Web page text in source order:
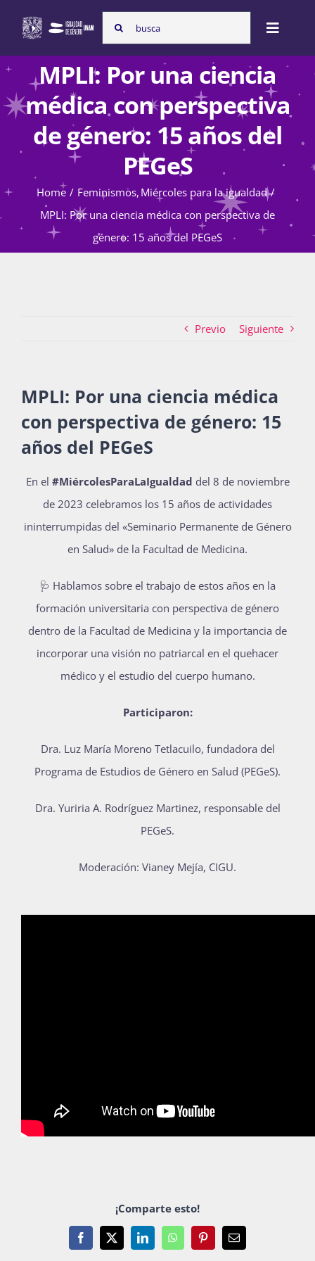
content
Search
for:
Toggle
Inicio
Nosotras
Programas
Atención de la violencia de género
La Boletina
Blog
Súmate
Publicaciones
Bienvenida generación 2027-1
MPLI: Por una ciencia
médica con perspectiva
de género: 15 años del
PEGeS
Home Feminismos Miércoles para la igualdad
MPLI: Por una ciencia médica con perspectiva de
género: 15 años del PEGeS
Previo Siguiente
MPLI: Por una ciencia médica
con perspectiva de género: 15
años del PEGeS
En el #MiércolesParaLaIgualdad del 8 de noviembre
de 2023 celebramos los 15 años de actividades
ininterrumpidas del «Seminario Permanente de Género
en Salud» de la Facultad de Medicina.
🩺 Hablamos sobre el trabajo de estos años en la
formación universitaria con perspectiva de género
dentro de la Facultad de Medicina y la importancia de
incorporar una visión no patriarcal en el quehacer
médico y el estudio del cuerpo humano.
Participaron:
Dra. Luz María Moreno Tetlacuilo, fundadora del
Programa de Estudios de Género en Salud (PEGeS).
Dra. Yuriria A. Rodríguez Martinez, responsable del
PEGeS.
Moderación: Vianey Mejía, CIGU.
¡Comparte esto!
Facebook
X LinkedInWhatsAppPinterestEmail